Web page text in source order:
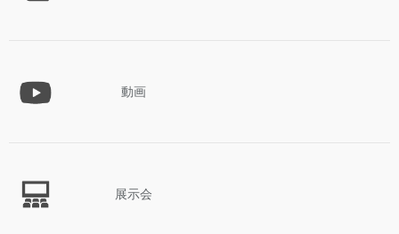
動画
展示会